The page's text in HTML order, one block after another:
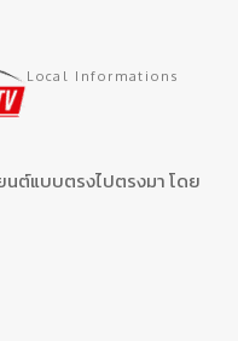
Local Informations
ยนต์แบบตรงไปตรงมา โดย